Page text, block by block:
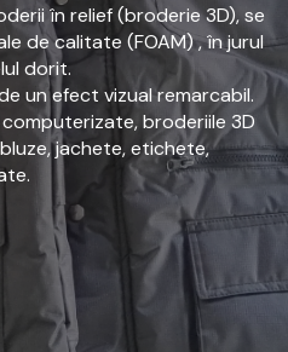
în relief (broderie 3D), se
de calitate (FOAM) , în jurul
dorit.
un efect vizual remarcabil.
broderiile 3D
jachete, etichete,